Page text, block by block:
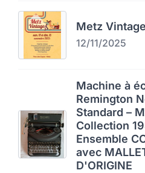
Metz
12/11/2025
Machine à
Remington
Standard –
Collection
Ensemble
avec
D'ORIGINE